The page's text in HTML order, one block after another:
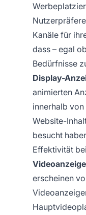
Kanäle für
dass – egal
Bedürfnisse
Display-
animierten
innerhalb
Website-
besucht
Effektivität
erscheinen